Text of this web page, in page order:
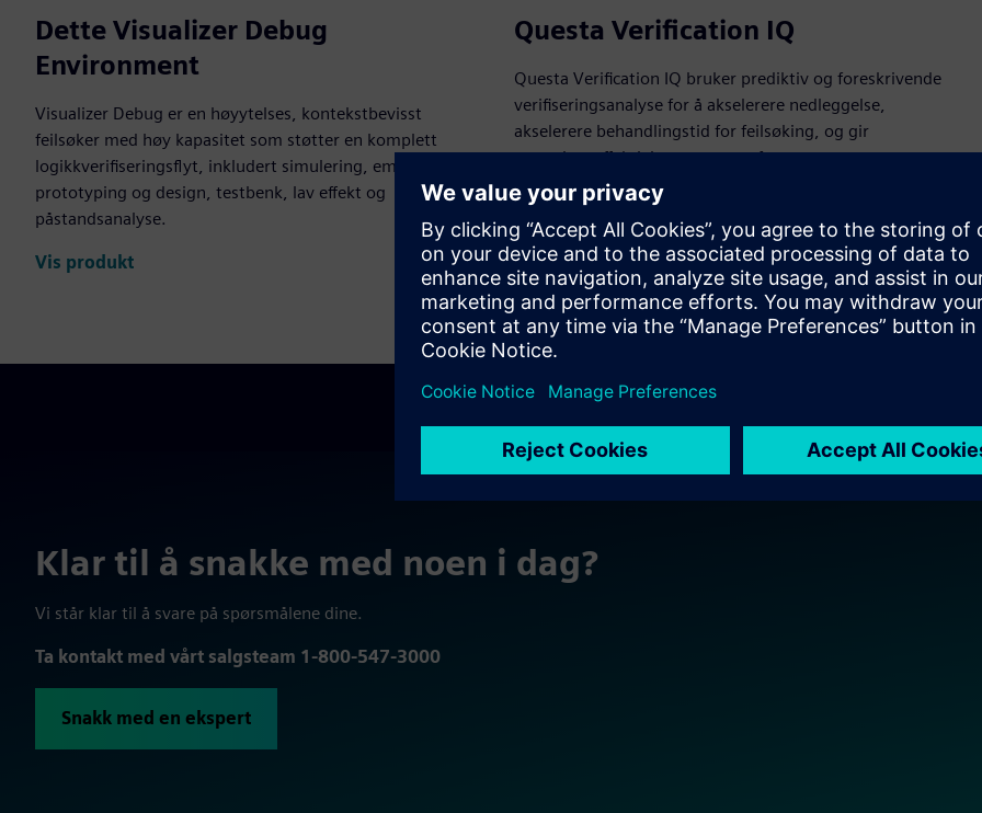
Dette Visualizer Debug
Environment
Visualizer Debug er en høyytelses, kontekstbevisst
feilsøker med høy kapasitet som støtter en komplett
logikkverifiseringsflyt, inkludert simulering, emulering,
prototyping og design, testbenk, lav effekt og
påstandsanalyse.
Vis produkt
Questa Verification IQ
Questa Verification IQ bruker prediktiv og foreskrivende
verifiseringsanalyse for å akselerere nedleggelse,
akselerere behandlingstid for feilsøking, og gir
regresjonseffektivitet som transformerer
bekreftelsesprosessen.
Vis produkt
Klar til å snakke med noen i dag?
Vi står klar til å svare på spørsmålene dine.
Ta kontakt med vårt salgsteam 1-800-547-3000
Snakk med en ekspert